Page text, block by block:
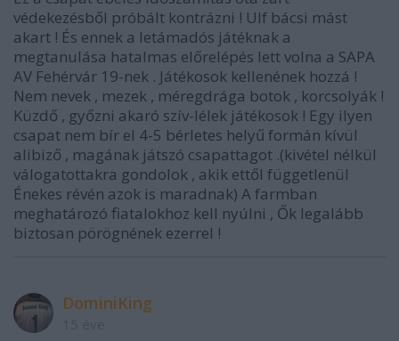
védekezésből próbált kontrázni ! Ulf bácsi mást
akart ! És ennek a letámadós játéknak a
megtanulása hatalmas előrelépés lett volna a SAPA
AV Fehérvár 19-nek . Játékosok kellenének hozzá !
Nem nevek , mezek , méregdrága botok , korcsolyák !
Küzdő , győzni akaró szív-lélek játékosok ! Egy ilyen
csapat nem bír el 4-5 bérletes helyű formán kívül
alibiző , magának játszó csapattagot .(kivétel nélkül
válogatottakra gondolok , akik ettől függetlenül
Énekes révén azok is maradnak) A farmban
meghatározó fiatalokhoz kell nyúlni , Ők legalább
biztosan pörögnének ezerrel !
DominiKing